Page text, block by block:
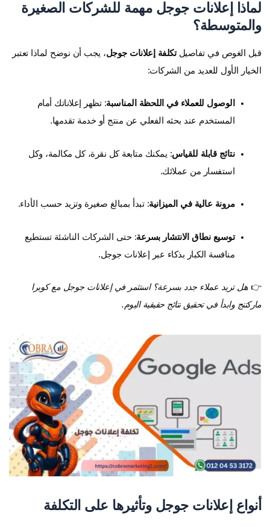
لماذا إعلانات جوجل مهمة للشركات الصغيرة
والمتوسطة؟
قبل الغوص في تفاصيلتكلفة إعلانات جوجل، يجب أن نوضح لماذا تعتبر
الخيار الأول للعديد من الشركات:
الوصول للعملاء في اللحظة المناسبة: تظهر إعلاناتك أمام
المستخدم عند بحثه الفعلي عن منتج أو خدمة تقدمها.
نتائج قابلة للقياس: يمكنك متابعة كل نقرة، كل مكالمة، وكل
استفسار من عملائك.
مرونة عالية في الميزانية: تبدأ بمبالغ صغيرة وتزيد حسب الأداء.
توسيع نطاق الانتشار بسرعة: حتى الشركات الناشئة تستطيع
منافسة الكبار بذكاء عبر إعلانات جوجل.
👉هل تريد عملاء جدد بسرعة؟ استثمر في إعلانات جوجل مع كوبرا
ماركتنج وابدأ في تحقيق نتائج حقيقية اليوم.
أنواع إعلانات جوجل وتأثيرها على التكلفة